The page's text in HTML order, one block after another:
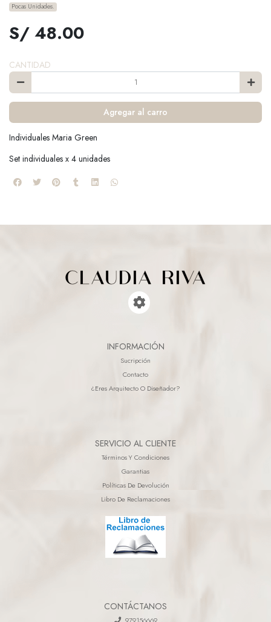
Pocas Unidades.
S/ 48.00
CANTIDAD
Agregar al carro
Individuales Maria Green
Set individuales x 4 unidades
INFORMACIÓN
Sucripción
Contacto
¿eres Arquitecto O Diseñador?
SERVICIO AL CLIENTE
Términos Y Condiciones
Garantias
Políticas De Devolución
Libro De Reclamaciones
CONTÁCTANOS
979156669